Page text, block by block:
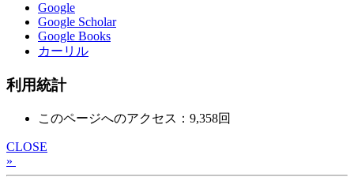
Google
Google Scholar
Google Books
カーリル
利用統計
このページへのアクセス：9,358回
CLOSE
»